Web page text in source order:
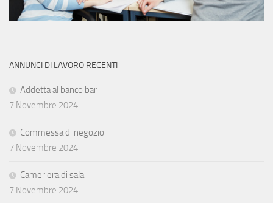
ANNUNCI DI LAVORO RECENTI
Addetta al banco bar
7 Novembre 2024
Commessa di negozio
7 Novembre 2024
Cameriera di sala
7 Novembre 2024